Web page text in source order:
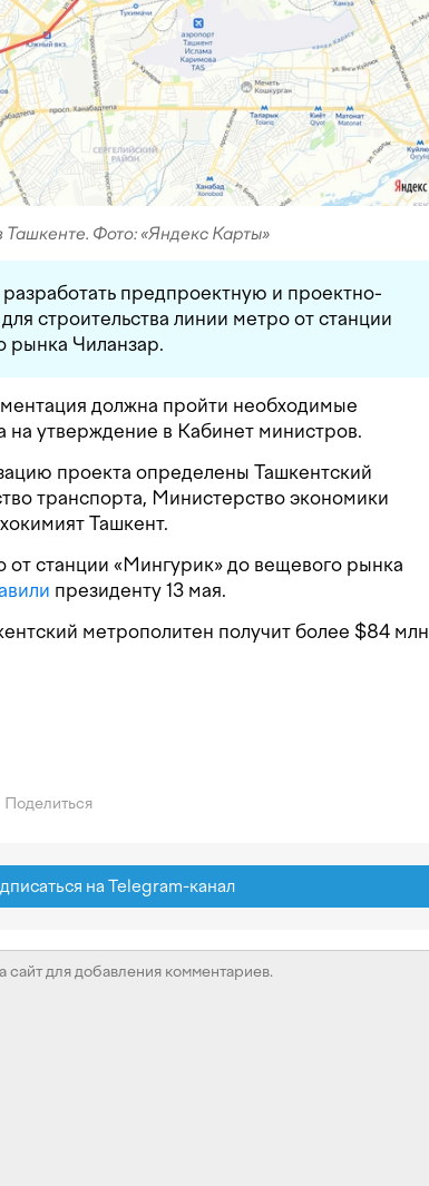
Фото: «Яндекс Карты»
предпроектную и проектно-
строительства линии метро от станции
рынка Чиланзар.
должна пройти необходимые
на утверждение в Кабинет министров.
проекта определены Ташкентский
транспорта, Министерство экономики
Ташкент.
станции «Мингурик» до вещевого рынка
президенту 13 мая.
метрополитен получит более $84 млн
Поделиться
на Telegram-канал